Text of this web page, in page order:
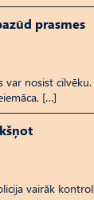
prasmes
var nosist
[…]
vairāk